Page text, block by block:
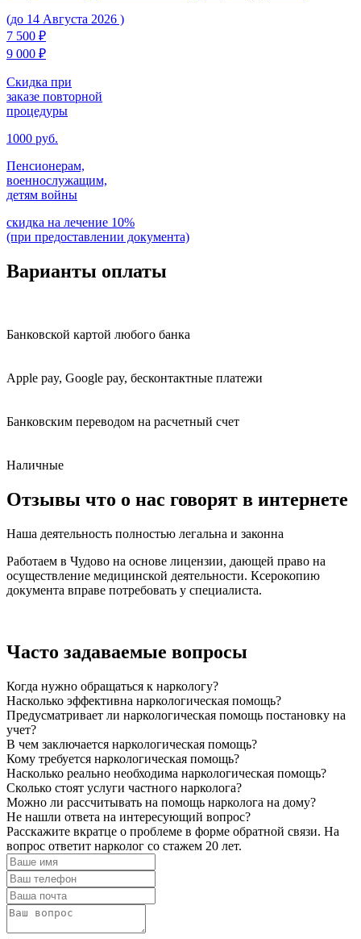
(до 14 Августа 2026 )
7 500 ₽
9 000 ₽
Скидка при
заказе повторной
процедуры
1000 руб.
Пенсионерам,
военнослужащим,
детям войны
скидка на лечение 10%
(при предоставлении документа)
Варианты оплаты
Банковской картой любого банка
Apple pay, Google pay, бесконтактные платежи
Банковским переводом на расчетный счет
Наличные
Отзывы что о нас говорят в интернете
Наша деятельность полностью легальна и законна
Работаем в Чудово на основе лицензии, дающей право на
осуществление медицинской деятельности. Ксерокопию
документа вправе потребовать у специалиста.
Часто задаваемые вопросы
Когда нужно обращаться к наркологу?
Насколько эффективна наркологическая помощь?
Предусматривает ли наркологическая помощь постановку на
учет?
В чем заключается наркологическая помощь?
Кому требуется наркологическая помощь?
Насколько реально необходима наркологическая помощь?
Сколько стоят услуги частного нарколога?
Можно ли рассчитывать на помощь нарколога на дому?
Не нашли ответа на интересующий вопрос?
Расскажите вкратце о проблеме в форме обратной связи. На
вопрос ответит нарколог со стажем 20 лет.